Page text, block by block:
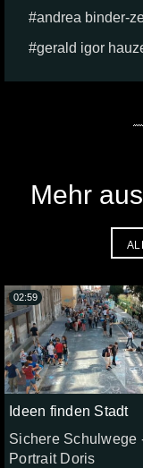
andrea binder-
gerald igor
Mehr
Ideen finden Stadt
Sichere Schulwege
Portrait Doris
02:59